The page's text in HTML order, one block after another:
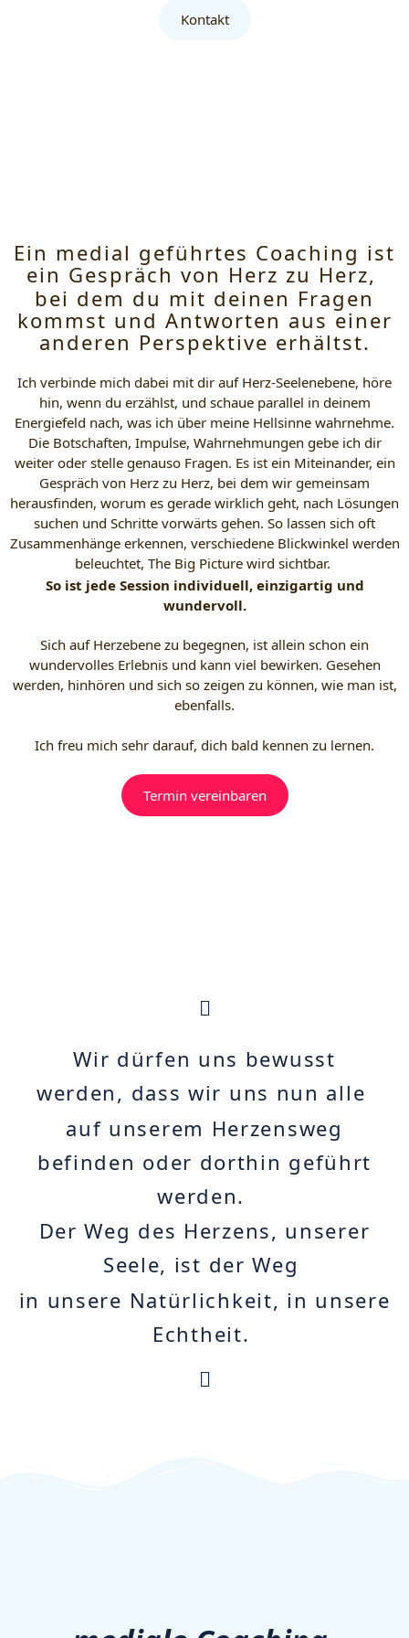
Kontakt
Ein medial geführtes Coaching ist
ein Gespräch von Herz zu Herz,
bei dem du mit deinen Fragen
kommst und Antworten aus einer
anderen Perspektive erhältst.
Ich verbinde mich dabei mit dir auf Herz-Seelenebene, höre
hin, wenn du erzählst, und schaue parallel in deinem
Energiefeld nach, was ich über meine Hellsinne wahrnehme.
Die Botschaften, Impulse, Wahrnehmungen gebe ich dir
weiter oder stelle genauso Fragen. Es ist ein Miteinander, ein
Gespräch von Herz zu Herz, bei dem wir gemeinsam
herausfinden, worum es gerade wirklich geht, nach Lösungen
suchen und Schritte vorwärts gehen. So lassen sich oft
Zusammenhänge erkennen, verschiedene Blickwinkel werden
beleuchtet, The Big Picture wird sichtbar.
So ist jede Session individuell, einzigartig und
wundervoll.
Sich auf Herzebene zu begegnen, ist allein schon ein
wundervolles Erlebnis und kann viel bewirken. Gesehen
werden, hinhören und sich so zeigen zu können, wie man ist,
ebenfalls.
Ich freu mich sehr darauf, dich bald kennen zu lernen.
Termin vereinbaren
Wir dürfen uns bewusst
werden, dass wir uns nun alle
auf unserem Herzensweg
befinden oder dorthin geführt
werden.
Der Weg des Herzens, unserer
Seele, ist der Weg
in unsere Natürlichkeit, in unsere
Echtheit.